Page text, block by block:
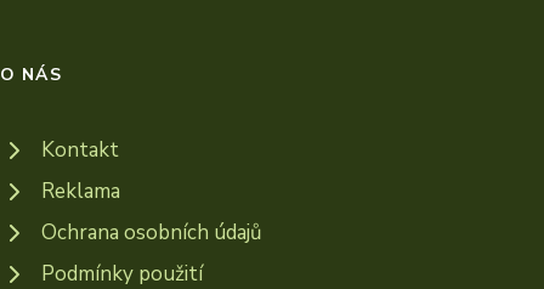
O NÁS
Kontakt
Reklama
Ochrana osobních údajů
Podmínky použití